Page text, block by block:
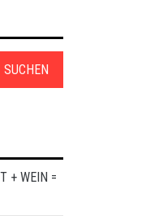
SUCHEN
+ WEIN =